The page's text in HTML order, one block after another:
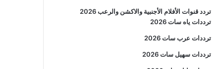
تردد قنوات الأفلام الأجنبية والاكشن والرعب2026
ترددات ياه سات 2026
ترددات عرب سات 2026
ترددات سهيل سات 2026